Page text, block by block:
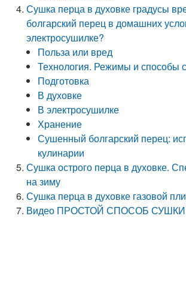
Сушка перца в духовке градусы
болгарский перец в домашних
электросушилке?
Польза или вред
Технология. Режимы и способы
Подготовка
В духовке
В электросушилке
Хранение
Сушенный болгарский перец:
кулинарии
Сушка острого перца в духовке.
на зиму
Сушка перца в духовке газовой
Видео ПРОСТОЙ СПОСОБ